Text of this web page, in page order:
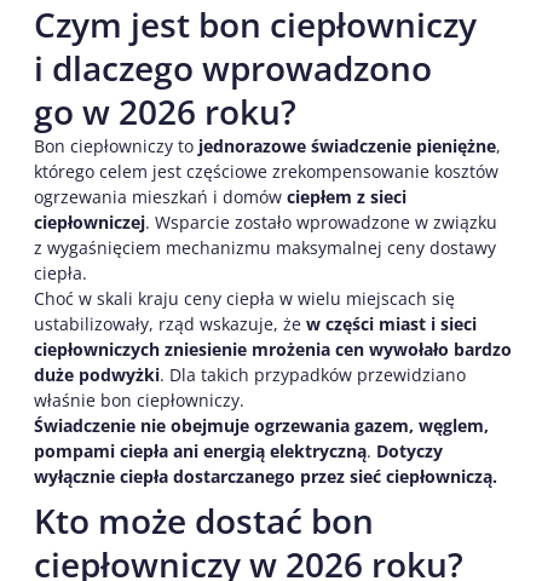
Czym jest bon ciepłowniczy
i dlaczego wprowadzono
go w 2026 roku?
Bon ciepłowniczy to jednorazowe świadczenie pieniężne,
którego celem jest częściowe zrekompensowanie kosztów
ogrzewania mieszkań i domów ciepłem z sieci
ciepłowniczej. Wsparcie zostało wprowadzone w związku
z wygaśnięciem mechanizmu maksymalnej ceny dostawy
ciepła.
Choć w skali kraju ceny ciepła w wielu miejscach się
ustabilizowały, rząd wskazuje, że w części miast i sieci
ciepłowniczych zniesienie mrożenia cen wywołało bardzo
duże podwyżki. Dla takich przypadków przewidziano
właśnie bon ciepłowniczy.
Świadczenie nie obejmuje ogrzewania gazem, węglem,
pompami ciepła ani energią elektryczną. Dotyczy
wyłącznie ciepła dostarczanego przez sieć ciepłowniczą.
Kto może dostać bon
ciepłowniczy w 2026 roku?